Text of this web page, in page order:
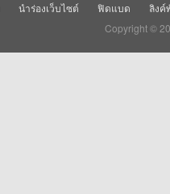
นำร่องเว็บไซต์ ฟิดแบด
ลิงค์
Copyright ©